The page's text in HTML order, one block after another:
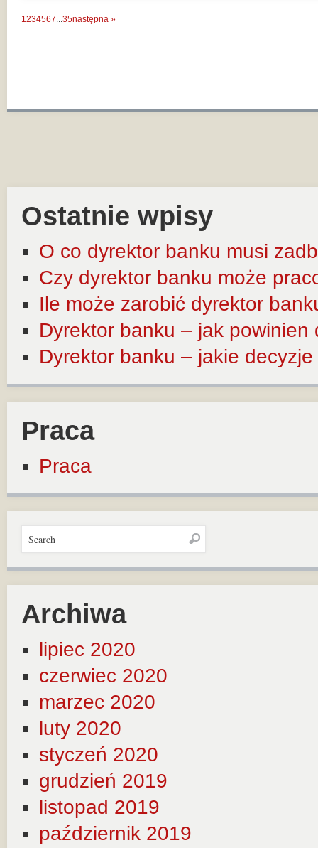
1234567...35następna »
Ostatnie wpisy
O co dyrektor banku musi
Czy dyrektor banku może
Ile może zarobić dyrektor
Dyrektor banku – jak
Dyrektor banku – jakie
Praca
Praca
Archiwa
lipiec 2020
czerwiec 2020
marzec 2020
luty 2020
styczeń 2020
grudzień 2019
listopad 2019
październik 2019